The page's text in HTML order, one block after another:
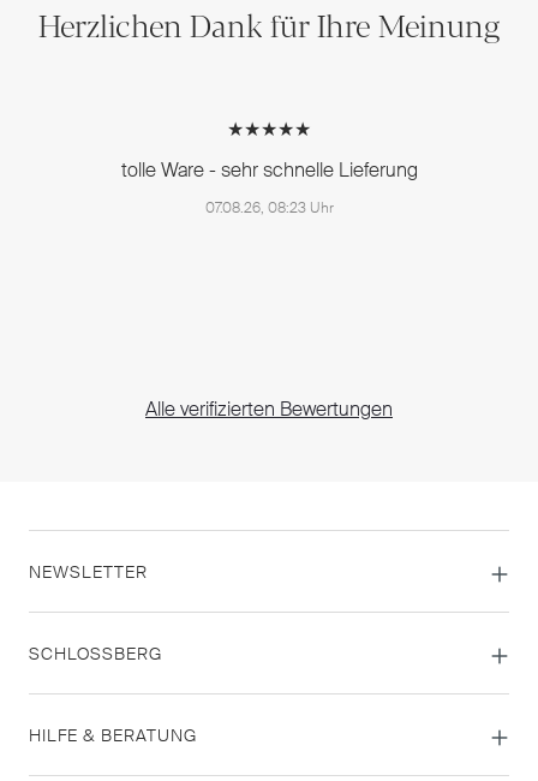
Herzlichen Dank für Ihre Meinung
★★★★★
tolle Ware - sehr schnelle Lieferung
07.08.26, 08:23 Uhr
Alle verifizierten Bewertungen
NEWSLETTER
SCHLOSSBERG
HILFE & BERATUNG